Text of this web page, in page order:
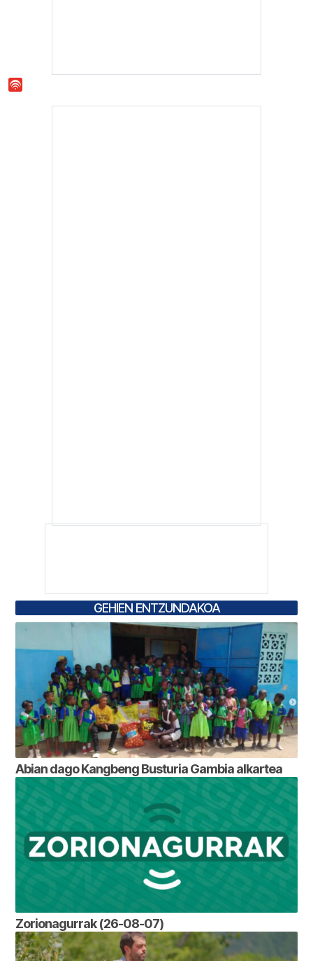
GEHIEN ENTZUNDAKOA
Abian dago Kangbeng Busturia Gambia alkartea
Zorionagurrak (26-08-07)